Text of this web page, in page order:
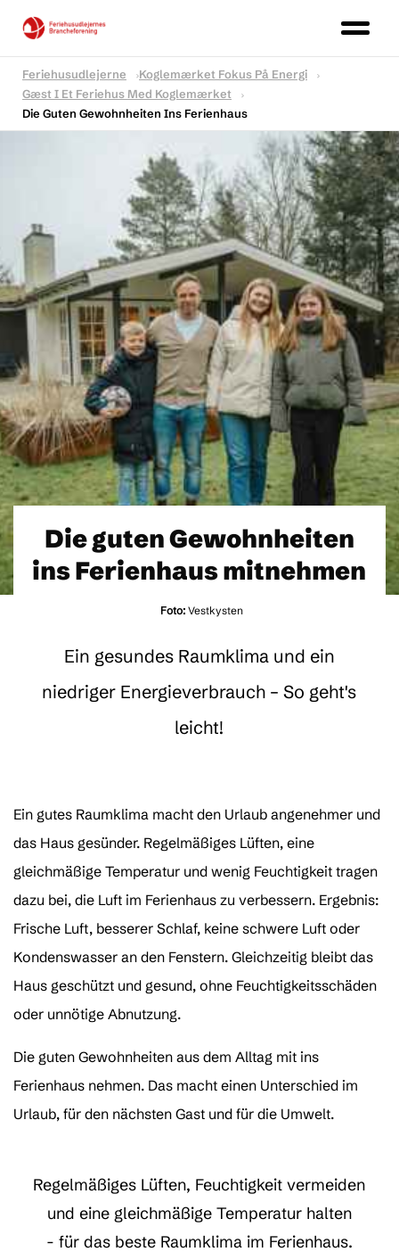
Feriehusudlejerne
Koglemærket Fokus På Energi
Gæst I Et Feriehus Med Koglemærket
Die Guten Gewohnheiten Ins Ferienhaus
Die guten Gewohnheiten
ins Ferienhaus mitnehmen
Foto: Vestkysten
Ein gesundes Raumklima und ein
niedriger Energieverbrauch – So geht's
leicht!
Ein gutes Raumklima macht den Urlaub angenehmer und
das Haus gesünder. Regelmäßiges Lüften, eine
gleichmäßige Temperatur und wenig Feuchtigkeit tragen
dazu bei, die Luft im Ferienhaus zu verbessern. Ergebnis:
Frische Luft, besserer Schlaf, keine schwere Luft oder
Kondenswasser an den Fenstern. Gleichzeitig bleibt das
Haus geschützt und gesund, ohne Feuchtigkeitsschäden
oder unnötige Abnutzung.
Die guten Gewohnheiten aus dem Alltag mit ins
Ferienhaus nehmen. Das macht einen Unterschied im
Urlaub, für den nächsten Gast und für die Umwelt.
Regelmäßiges Lüften, Feuchtigkeit vermeiden
und eine gleichmäßige Temperatur halten
- für das beste Raumklima im Ferienhaus.